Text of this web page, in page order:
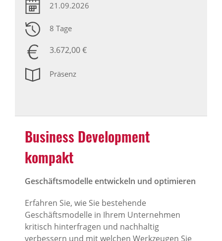
21.09.2026
8 Tage
3.672,00 €
Präsenz
Business Development
kompakt
Geschäftsmodelle entwickeln und optimieren
Erfahren Sie, wie Sie bestehende
Geschäftsmodelle in Ihrem Unternehmen
kritisch hinterfragen und nachhaltig
verbessern und mit welchen Werkzeugen Sie